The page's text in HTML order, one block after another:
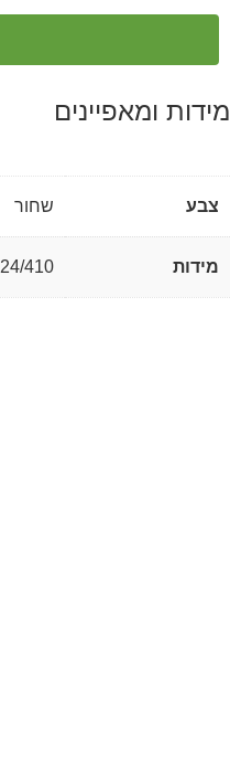
מידות ומאפיינים
צבע שחור
מידות 24/410